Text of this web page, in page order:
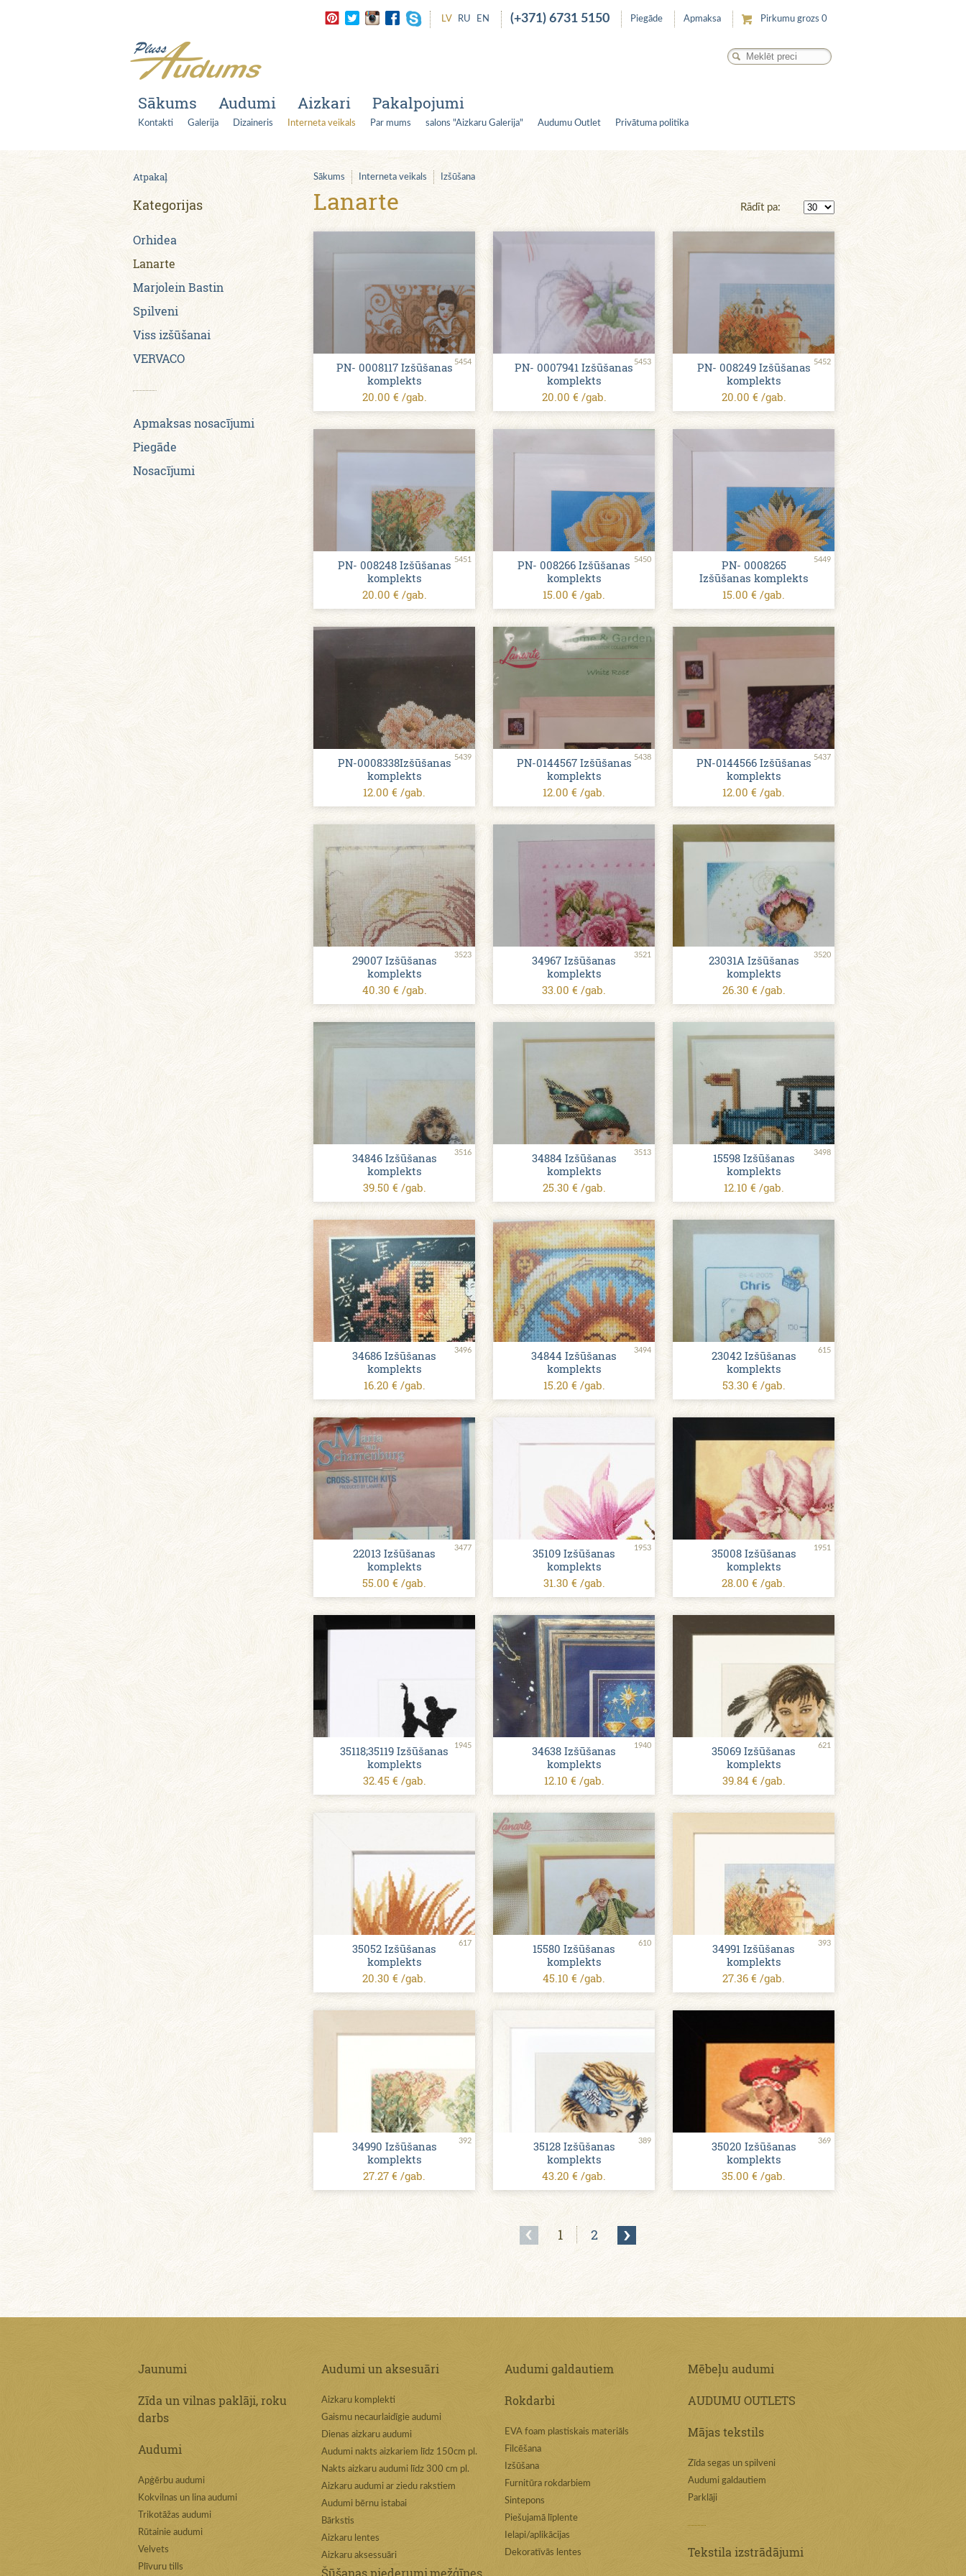
LV RU EN (+371) 6731 5150 Piegāde Apmaksa Pirkumu grozs 0
Sākums Audumi Aizkari Pakalpojumi
Kontakti Galerija Dizaineris Interneta veikals Par mums salons "Aizkaru Galerija" Audumu Outlet Privātuma politika
Atpakaļ
Kategorijas
Orhidea
Lanarte
Marjolein Bastin
Spilveni
Viss izšūšanai
VERVACO
Apmaksas nosacījumi
Piegāde
Nosacījumi
Sākums Interneta veikals Izšūšana
Lanarte Rādīt pa:
5454
PN- 0008117 Izšūšanas
komplekts
20.00 € /gab.
5453
PN- 0007941 Izšūšanas
komplekts
20.00 € /gab.
5452
PN- 008249 Izšūšanas
komplekts
20.00 € /gab.
5451
PN- 008248 Izšūšanas
komplekts
20.00 € /gab.
5450
PN- 008266 Izšūšanas
komplekts
15.00 € /gab.
5449
PN- 0008265
Izšūšanas komplekts
15.00 € /gab.
5439
PN-0008338Izšūšanas
komplekts
12.00 € /gab.
5438
PN-0144567 Izšūšanas
komplekts
12.00 € /gab.
5437
PN-0144566 Izšūšanas
komplekts
12.00 € /gab.
3523
29007 Izšūšanas
komplekts
40.30 € /gab.
3521
34967 Izšūšanas
komplekts
33.00 € /gab.
3520
23031A Izšūšanas
komplekts
26.30 € /gab.
3516
34846 Izšūšanas
komplekts
39.50 € /gab.
3513
34884 Izšūšanas
komplekts
25.30 € /gab.
3498
15598 Izšūšanas
komplekts
12.10 € /gab.
3496
34686 Izšūšanas
komplekts
16.20 € /gab.
3494
34844 Izšūšanas
komplekts
15.20 € /gab.
615
23042 Izšūšanas
komplekts
53.30 € /gab.
3477
22013 Izšūšanas
komplekts
55.00 € /gab.
1953
35109 Izšūšanas
komplekts
31.30 € /gab.
1951
35008 Izšūšanas
komplekts
28.00 € /gab.
1945
35118;35119 Izšūšanas
komplekts
32.45 € /gab.
1940
34638 Izšūšanas
komplekts
12.10 € /gab.
621
35069 Izšūšanas
komplekts
39.84 € /gab.
617
35052 Izšūšanas
komplekts
20.30 € /gab.
610
15580 Izšūšanas
komplekts
45.10 € /gab.
393
34991 Izšūšanas
komplekts
27.36 € /gab.
392
34990 Izšūšanas
komplekts
27.27 € /gab.
389
35128 Izšūšanas
komplekts
43.20 € /gab.
369
35020 Izšūšanas
komplekts
35.00 € /gab.
1 2
Jaunumi
Zīda un vilnas paklāji, roku
darbs
Audumi
Apģērbu audumi
Kokvilnas un lina audumi
Trikotāžas audumi
Rūtainie audumi
Velvets
Plīvuru tills
Audumi un aksesuāri
Aizkaru komplekti
Gaismu necaurlaidīgie audumi
Dienas aizkaru audumi
Audumi nakts aizkariem līdz 150cm pl.
Nakts aizkaru audumi līdz 300 cm pl.
Aizkaru audumi ar ziedu rakstiem
Audumi bērnu istabai
Bārkstis
Aizkaru lentes
Aizkaru aksessuāri
Šūšanas piederumi,mežģīnes
Audumi galdautiem
Rokdarbi
EVA foam plastiskais materiāls
Filcēšana
Izšūšana
Furnitūra rokdarbiem
Sintepons
Piešujamā līplente
Ielapi/aplikācijas
Dekoratīvās lentes
Mēbeļu audumi
AUDUMU OUTLETS
Mājas tekstils
Zīda segas un spilveni
Audumi galdautiem
Parklāji
Tekstila izstrādājumi